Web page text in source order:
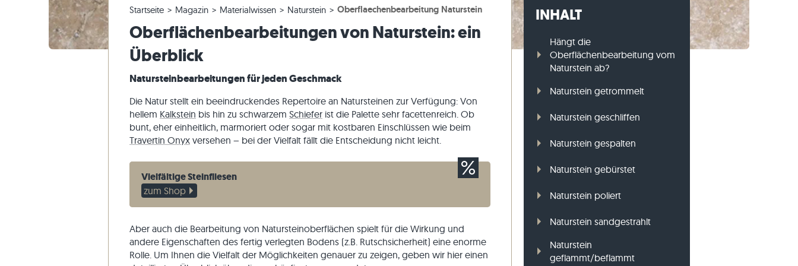
Quarzitfliesen
Marmorfliesen
Antike Fliesen
Beige Fliesen
Graue Fliesen
Kalksteinplatten
Marmorplatten
Quarzitplatten
Beige Terrassenplatten
Graue Terrassenplatten
Kalkstein-Pflastersteine
Quarzit-Pflastersteine
Gneis-Blockstufen
Kalkstein-Blockstufen
Travertin-Mauersteine
Quarzit-Mauersteine
Gneis-Rasenkanten
Musterversand
Lieferung & Transport
Panoramatour
Gartengestaltung
Wohninspirationen
Marmor
Quarzit
Travertin
Startseite Magazin Materialwissen Naturstein Oberflaechenbearbeitung Naturstein
Oberflächenbearbeitungen von Naturstein: ein
Überblick
Natursteinbearbeitungen für jeden Geschmack
Die Natur stellt ein beeindruckendes Repertoire an Natursteinen zur Verfügung: Von
hellem Kalkstein bis hin zu schwarzem Schieferist die Palette sehr facettenreich. Ob
bunt, eher einheitlich, marmoriert oder sogar mit kostbaren Einschlüssen wie beim
Travertin Onyxversehen – bei der Vielfalt fällt die Entscheidung nicht leicht.
Vielfältige Steinfliesen
zum Shop
Aber auch die Bearbeitung von Natursteinoberflächen spielt für die Wirkung und
andere Eigenschaften des fertig verlegten Bodens (z.B. Rutschsicherheit) eine enorme
Rolle. Um Ihnen die Vielfalt der Möglichkeiten genauer zu zeigen, geben wir hier einen
INHALT
Hängt die
Oberflächenbearbeitung vom
Naturstein ab?
Naturstein getrommelt
Naturstein geschliffen
Naturstein gespalten
Naturstein gebürstet
Naturstein poliert
Naturstein sandgestrahlt
Naturstein
geflammt/beflammt